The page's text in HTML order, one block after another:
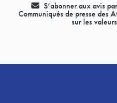
S’abonner aux avis
Communiqués de presse des
sur les